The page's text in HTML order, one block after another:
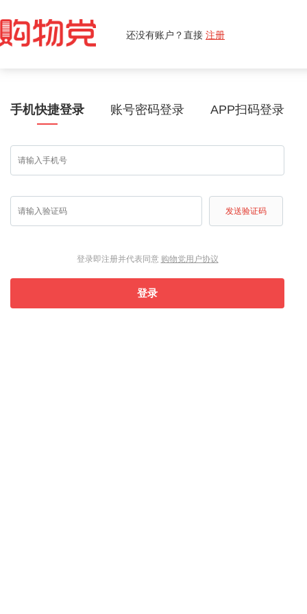
还没有账户？直接 注册
手机快捷登录 账号密码登录 APP扫码登录
发送验证码
登录即注册并代表同意 购物党用户协议
登录